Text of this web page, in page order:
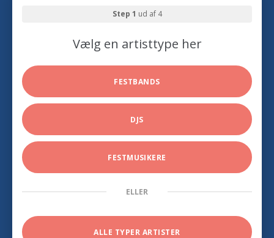
Step 1 ud af 4
Vælg en artisttype her
FESTBANDS
DJS
FESTMUSIKERE
ELLER
ALLE TYPER ARTISTER